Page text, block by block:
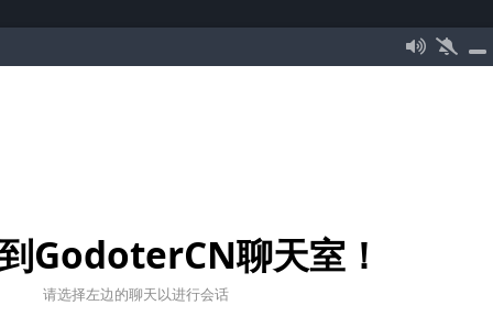
GodoterCN聊天室！
请选择左边的聊天以进行会话